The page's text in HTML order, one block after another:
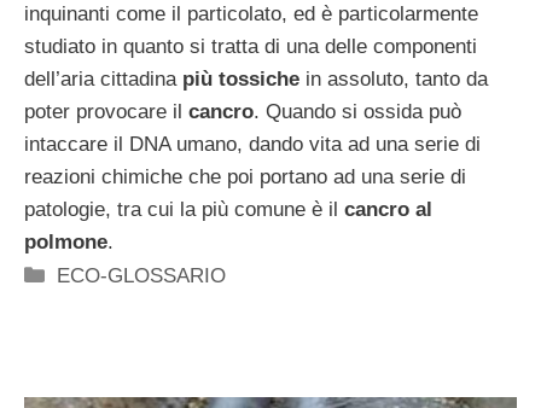
inquinanti come il particolato, ed è particolarmente
studiato in quanto si tratta di una delle componenti
dell’aria cittadina più tossiche in assoluto, tanto da
poter provocare il cancro. Quando si ossida può
intaccare il DNA umano, dando vita ad una serie di
reazioni chimiche che poi portano ad una serie di
patologie, tra cui la più comune è il cancro al
polmone.
Categorie
ECO-GLOSSARIO